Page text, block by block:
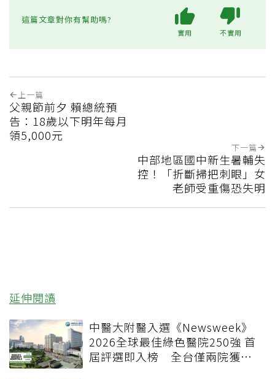
這篇文章對你有幫助嗎?
實用 不實用
上一篇
父親節前夕 賴總統預
告：18歲以下明年每月
領5,000元
下一篇
中部地區國中新生暑輔失
控！「折斷掃把刺眼」女
老師受重傷恐失明
延伸閱讀
中醫大附醫入選《Newsweek》
2026全球最佳綠色醫院250強 首
屆評選即入榜 全台僅兩院獲